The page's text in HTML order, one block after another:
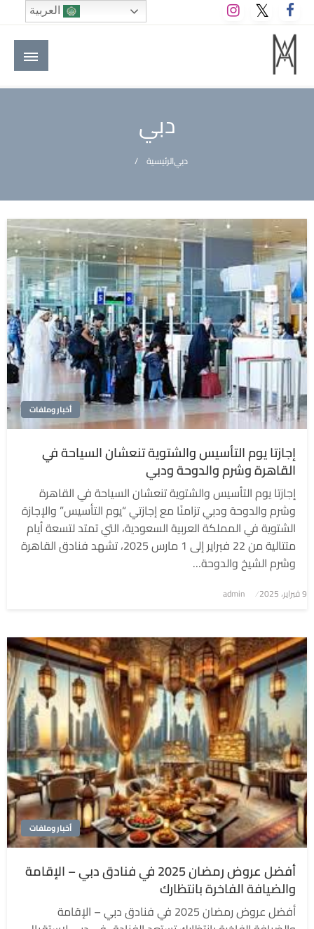
التخطي
إلى
المحتوى
M A hotels | إم ايه هوتيلز
الموقع الأول للعاملين في الفنادق في العالم العربي
دبي
الرئيسيةدبي
أخبار وملفات
إجازتا يوم التأسيس والشتوية تنعشان السياحة في
القاهرة وشرم والدوحة ودبي
إجازتا يوم التأسيس والشتوية تنعشان السياحة في القاهرة
وشرم والدوحة ودبي تزامنًا مع إجازتي “يوم التأسيس” والإجازة
الشتوية في المملكة العربية السعودية، التي تمتد لتسعة أيام
متتالية من 22 فبراير إلى 1 مارس 2025، تشهد فنادق القاهرة
وشرم الشيخ والدوحة…
نُشر
9 فبراير، 2025 admin
أخبار وملفات
أفضل عروض رمضان 2025 في فنادق دبي – الإقامة
والضيافة الفاخرة بانتظارك
أفضل عروض رمضان 2025 في فنادق دبي – الإقامة
العربية